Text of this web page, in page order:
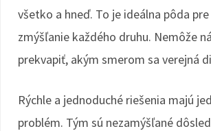
všetko a hneď. To je ideálna pôda
zmýšľanie každého druhu. Nemôže
prekvapiť, akým smerom sa verejná
Rýchle a jednoduché riešenia majú
problém. Tým sú nezamýšľané